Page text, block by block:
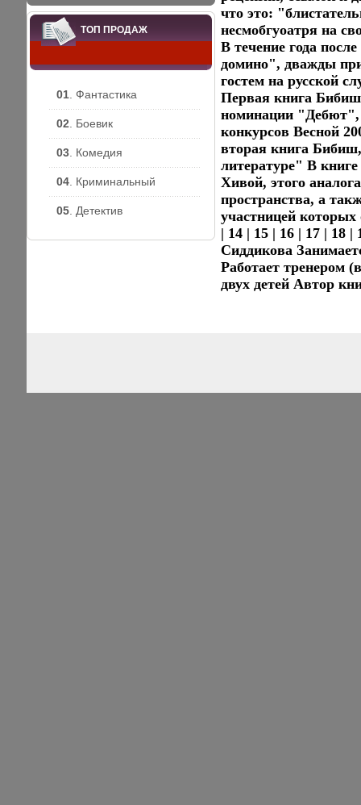
ТОП ПРОДАЖ
01 . Фантастика
02 . Боевик
03 . Комедия
04 . Криминальный
05 . Детектив
что это:
несмобгуоатря на
В течение года
домино", дважды
гостем на русской
Первая книга
номинации "Дебют",
конкурсов Весной
вторая книга
литературе" В
Хивой, этого
пространства, а
участницей
| 14 | 15 | 16 | 17 | 18
Сиддикова
Работает тренером
двух детей Автор